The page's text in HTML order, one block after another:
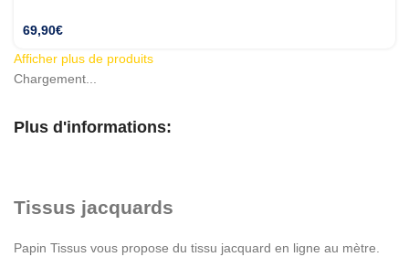
69,90€
Afficher plus de produits
Chargement...
Plus d'informations:
Tissus jacquards
Papin Tissus vous propose du tissu jacquard en ligne au mètre.